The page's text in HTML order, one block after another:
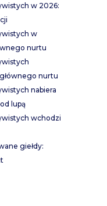
w 2026:
w
nurtu
nurtu
nabiera
lupą
wchodzi
giełdy: